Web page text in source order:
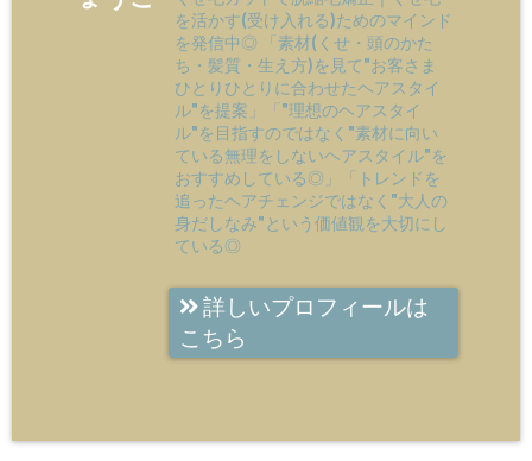
を活かす(受け入れる)ためのマインド
を発信中◎ 「素材(くせ・頭のかた
ち・髪質・生え方)を見て"お客さま
ひとりひとりに合わせたヘアスタイ
ル"を提案」「"理想のヘアスタイ
ル"を目指すのではなく"素材に向い
ている無理をしないヘアスタイル"を
おすすめしている◎」「トレンドを
追ったヘアチェンジではなく"大人の
身だしなみ"という価値観を大切にし
ている◎
詳しいプロフィールは
こちら